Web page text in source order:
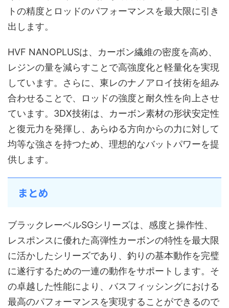
トの精度とロッドのパフォーマンスを最大限に引き
出します。
HVF NANOPLUSは、カーボン繊維の密度を高め、
レジンの量を減らすことで高強度化と軽量化を実現
しています。さらに、東レのナノアロイ技術を組み
合わせることで、ロッドの強度と耐久性を向上させ
ています。3DX技術は、カーボン素材の形状安定性
と復元力を発揮し、あらゆる方向からの力に対して
均等な強さを持つため、理想的なバットパワーを提
供します。
まとめ
ブラックレーベルSGシリーズは、感度と操作性、
レスポンスに優れた高弾性カーボンの特性を最大限
に活かしたシリーズであり、釣りの基本動作を完璧
に遂行するための一連の動作をサポートします。そ
の卓越した性能により、バスフィッシングにおける
最高のパフォーマンスを実現することができるので